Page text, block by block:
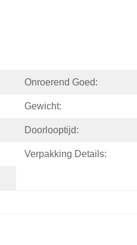
Onroerend Goed:
Gewicht:
Doorlooptijd:
Verpakking Details: